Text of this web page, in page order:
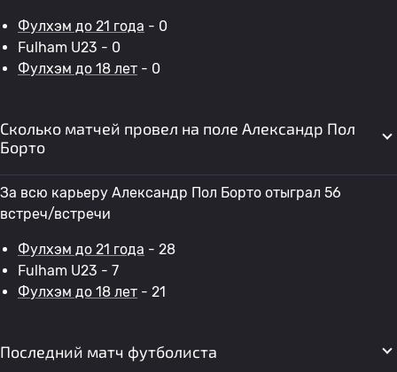
Фулхэм до 21 года - 0
Fulham U23 - 0
Фулхэм до 18 лет - 0
Сколько матчей провел на поле Александр Пол
Борто
За всю карьеру Александр Пол Борто отыграл 56
встреч/встречи
Фулхэм до 21 года - 28
Fulham U23 - 7
Фулхэм до 18 лет - 21
Последний матч футболиста